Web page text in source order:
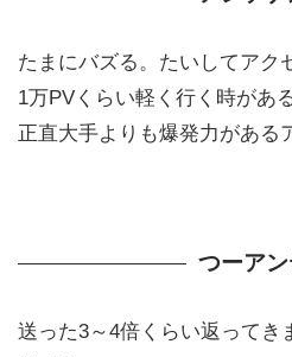
たまにバズる。たいしてアク
1万PVくらい軽く行く時があ
正直大手よりも爆発力がある
つーア
送った3～4倍くらい返ってき